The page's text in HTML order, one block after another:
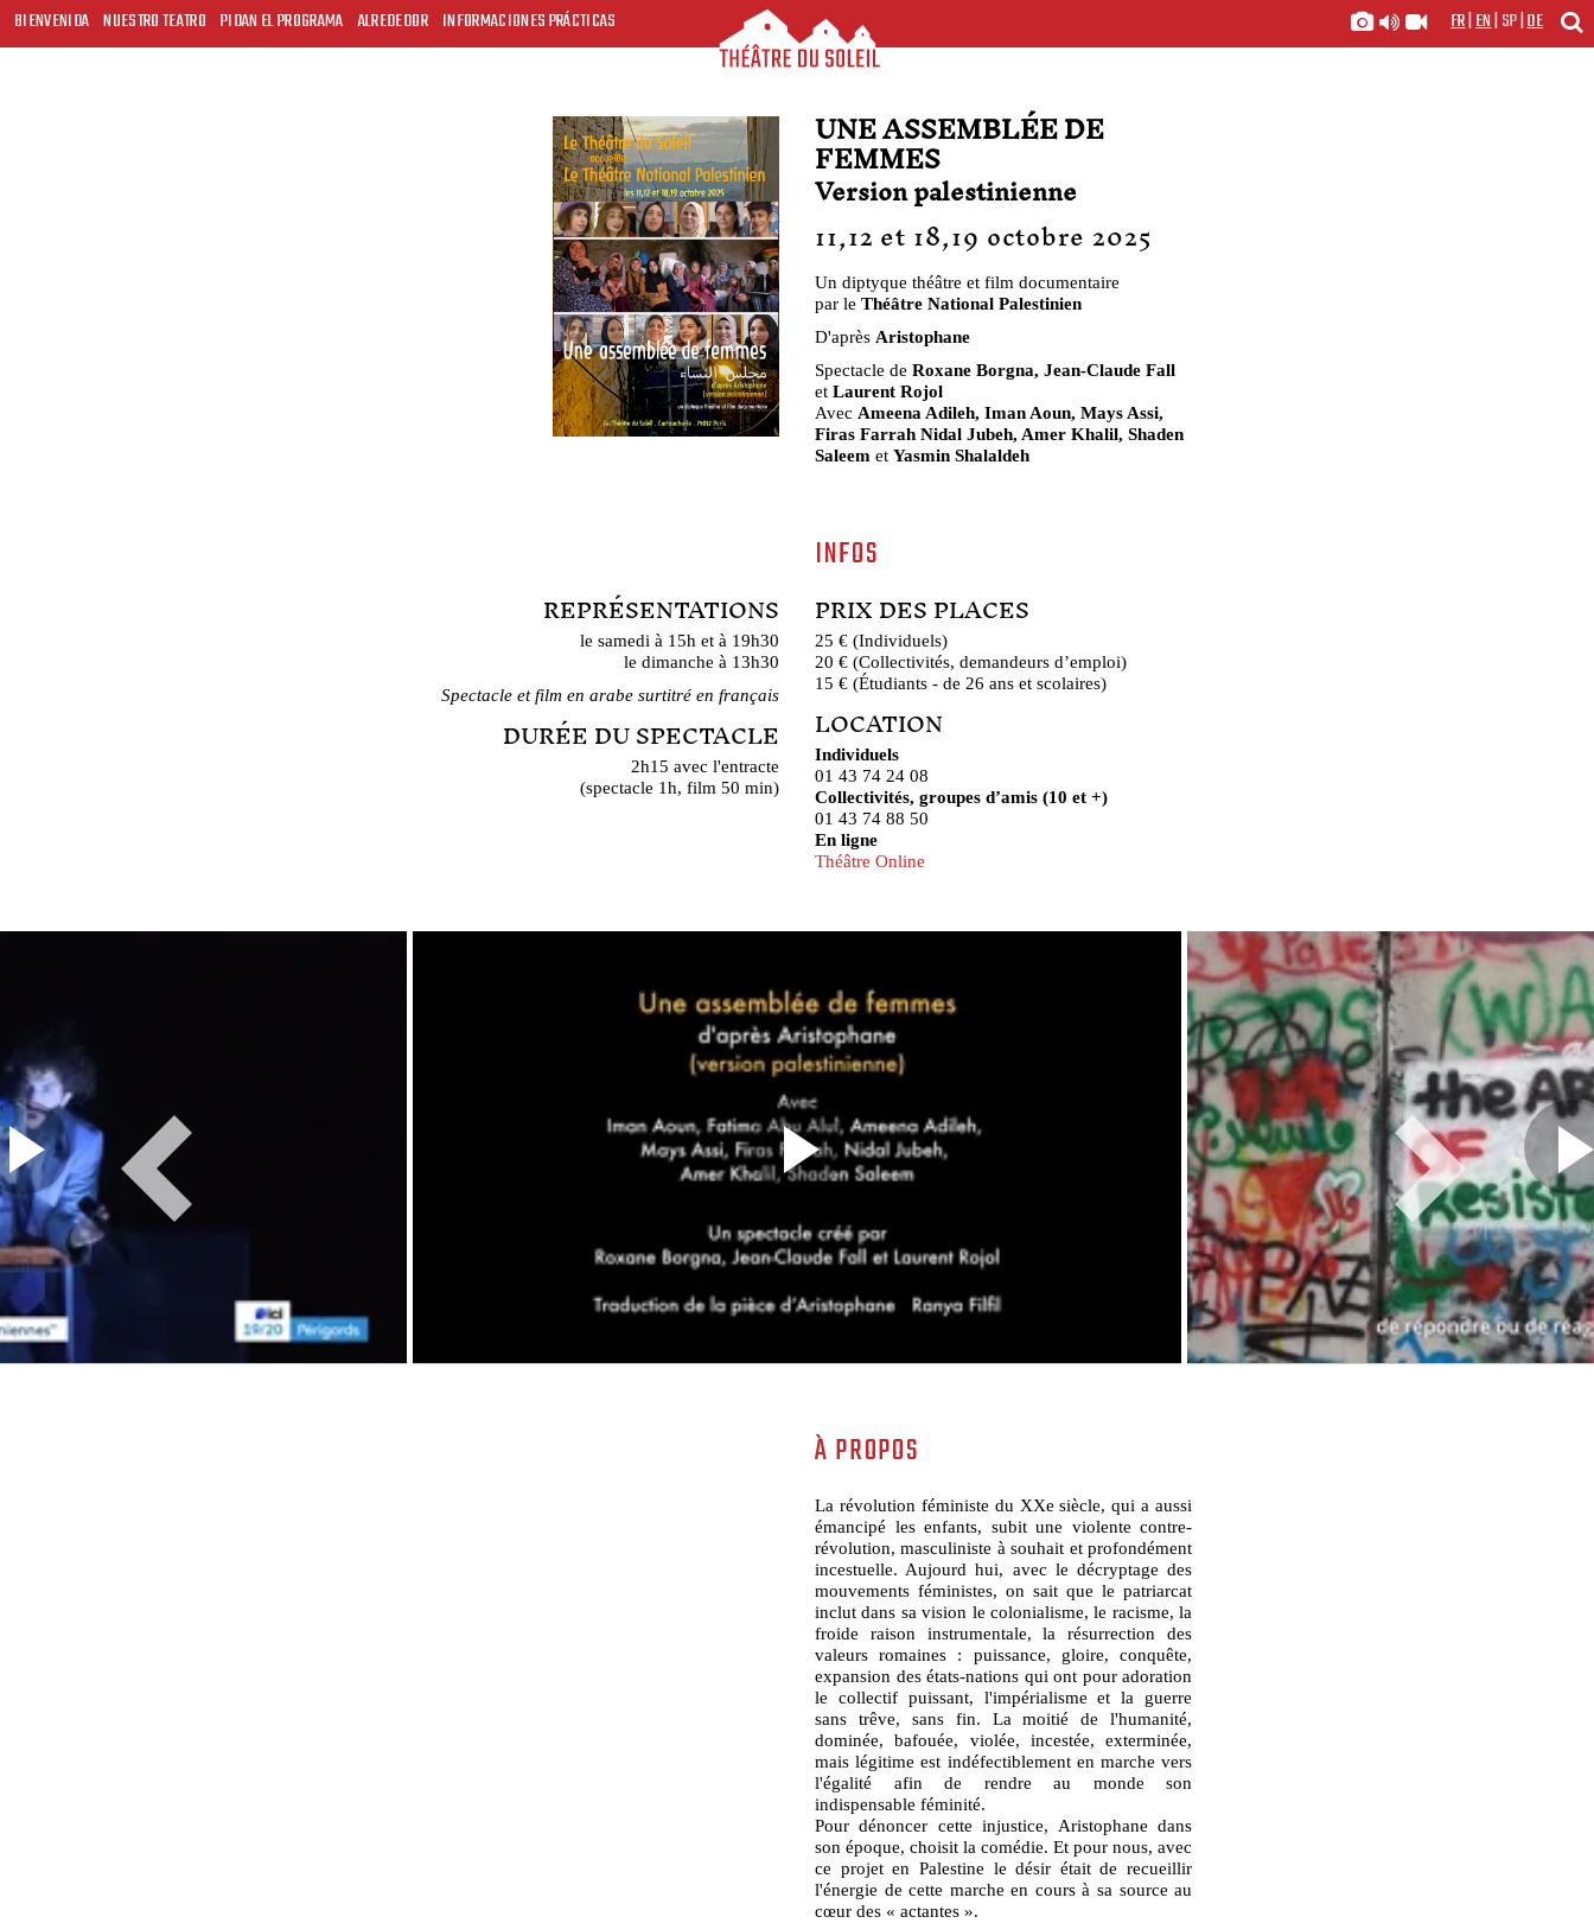
BIENVENIDA NUESTRO TEATRO PIDAN EL PROGRAMA ALREDEDOR INFORMACIONES PRÁCTICAS FR|EN|SP|DE
UNE ASSEMBLÉE DE
FEMMES
Version palestinienne
11,12 et 18,19 octobre 2025
Un diptyque théâtre et film documentaire
par le Théâtre National Palestinien
D'après Aristophane
Spectacle de Roxane Borgna, Jean-Claude Fall
et Laurent Rojol
Avec Ameena Adileh, Iman Aoun, Mays Assi,
Firas Farrah Nidal Jubeh, Amer Khalil, Shaden
Saleem et Yasmin Shalaldeh
INFOS
REPRÉSENTATIONS
le samedi à 15h et à 19h30
le dimanche à 13h30
Spectacle et film en arabe surtitré en français
DURÉE DU SPECTACLE
2h15 avec l'entracte
(spectacle 1h, film 50 min)
PRIX DES PLACES
25 € (Individuels)
20 € (Collectivités, demandeurs d’emploi)
15 € (Étudiants - de 26 ans et scolaires)
LOCATION
Individuels
01 43 74 24 08
Collectivités, groupes d’amis (10 et +)
01 43 74 88 50
En ligne
Théâtre Online
À PROPOS
La révolution féministe du XXe siècle, qui a aussi
émancipé les enfants, subit une violente contre-
révolution, masculiniste à souhait et profondément
incestuelle. Aujourd hui, avec le décryptage des
mouvements féministes, on sait que le patriarcat
inclut dans sa vision le colonialisme, le racisme, la
froide raison instrumentale, la résurrection des
valeurs romaines : puissance, gloire, conquête,
expansion des états-nations qui ont pour adoration
le collectif puissant, l'impérialisme et la guerre
sans trêve, sans fin. La moitié de l'humanité,
dominée, bafouée, violée, incestée, exterminée,
mais légitime est indéfectiblement en marche vers
l'égalité afin de rendre au monde son
indispensable féminité.
Pour dénoncer cette injustice, Aristophane dans
son époque, choisit la comédie. Et pour nous, avec
ce projet en Palestine le désir était de recueillir
l'énergie de cette marche en cours à sa source au
cœur des « actantes ».